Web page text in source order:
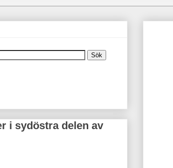
i sydöstra delen av